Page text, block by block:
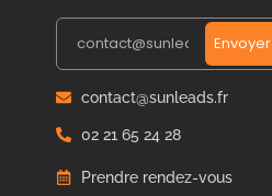
Envoyer
contact@sunleads.fr
02 21 65 24 28
Prendre rendez-vous